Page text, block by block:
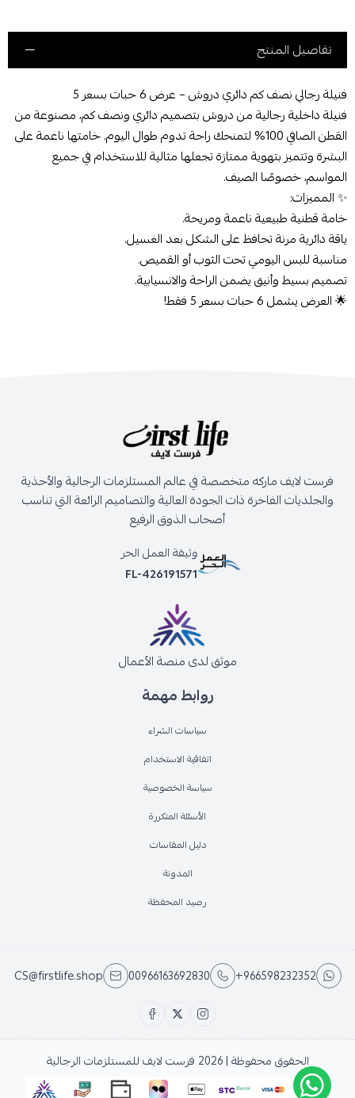
تفاصيل المنتج
فنيلة رجالي نصف كم دائري دروش – عرض 6 حبات بسعر 5
فنيلة داخلية رجالية من دروش بتصميم دائري ونصف كم، مصنوعة من
القطن الصافي 100% لتمنحك راحة تدوم طوال اليوم. خامتها ناعمة على
البشرة وتتميز بتهوية ممتازة تجعلها مثالية للاستخدام في جميع
المواسم، خصوصًا الصيف.
✨ المميزات:
خامة قطنية طبيعية ناعمة ومريحة.
ياقة دائرية مرنة تحافظ على الشكل بعد الغسيل.
مناسبة للبس اليومي تحت الثوب أو القميص.
تصميم بسيط وأنيق يضمن الراحة والانسيابية.
🌟 العرض يشمل 6 حبات بسعر 5 فقط!
روابط مهمة
سياسات الشراء
اتفاقية الاستخدام
سياسة الخصوصية
الأسئلة المتكررة
دليل المقاسات
المدونة
رصيد المحفظة
فرست لايف ماركه متخصصة في عالم المستلزمات الرجالية والأحذية
والجلديات الفاخرة ذات الجودة العالية والتصاميم الرائعة التي تناسب
أصحاب الذوق الرفيع
وثيقة العمل الحر
FL-426191571
موثق لدى منصة الأعمال
+966598232352
00966163692830
CS@firstlife.shop
الحقوق محفوظة | 2026 فرست لايف للمستلزمات الرجالية